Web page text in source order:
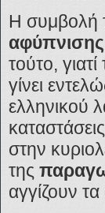
Η συμβολή
αφύπνισης
τούτο,
γίνει
ελληνικού
στην
της
αγγίζουν